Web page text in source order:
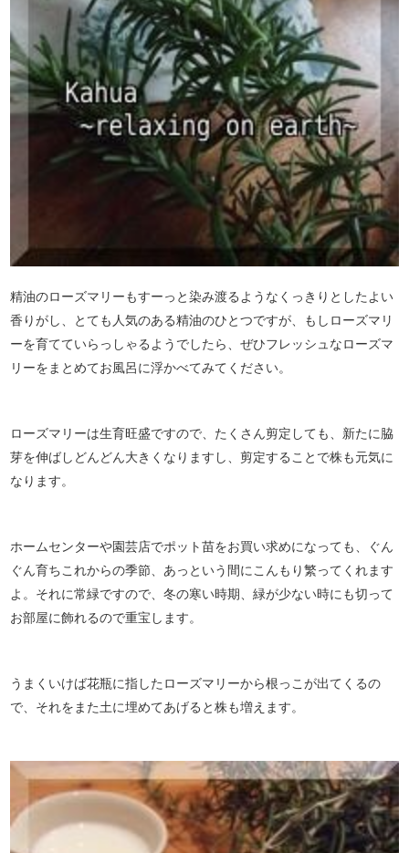
精油のローズマリーもすーっと染み渡るようなくっきりとしたよい
香りがし、とても人気のある精油のひとつですが、もしローズマリ
ーを育てていらっしゃるようでしたら、ぜひフレッシュなローズマ
リーをまとめてお風呂に浮かべてみてください。
ローズマリーは生育旺盛ですので、たくさん剪定しても、新たに脇
芽を伸ばしどんどん大きくなりますし、剪定することで株も元気に
なります。
ホームセンターや園芸店でポット苗をお買い求めになっても、ぐん
ぐん育ちこれからの季節、あっという間にこんもり繁ってくれます
よ。それに常緑ですので、冬の寒い時期、緑が少ない時にも切って
お部屋に飾れるので重宝します。
うまくいけば花瓶に指したローズマリーから根っこが出てくるの
で、それをまた土に埋めてあげると株も増えます。